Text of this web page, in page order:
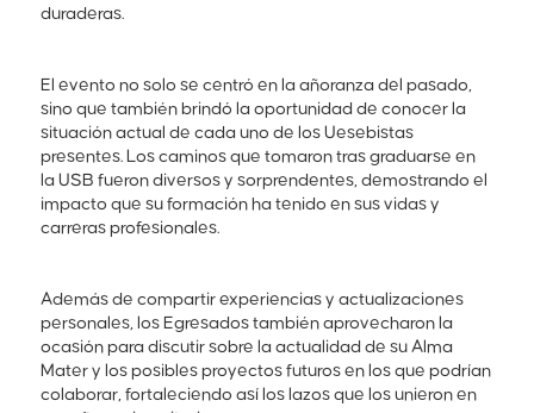
duraderas.
El evento no solo se centró en la añoranza del pasado,
sino que también brindó la oportunidad de conocer la
situación actual de cada uno de los Uesebistas
presentes. Los caminos que tomaron tras graduarse en
la USB fueron diversos y sorprendentes, demostrando el
impacto que su formación ha tenido en sus vidas y
carreras profesionales.
Además de compartir experiencias y actualizaciones
personales, los Egresados también aprovecharon la
ocasión para discutir sobre la actualidad de su Alma
Mater y los posibles proyectos futuros en los que podrían
colaborar, fortaleciendo así los lazos que los unieron en